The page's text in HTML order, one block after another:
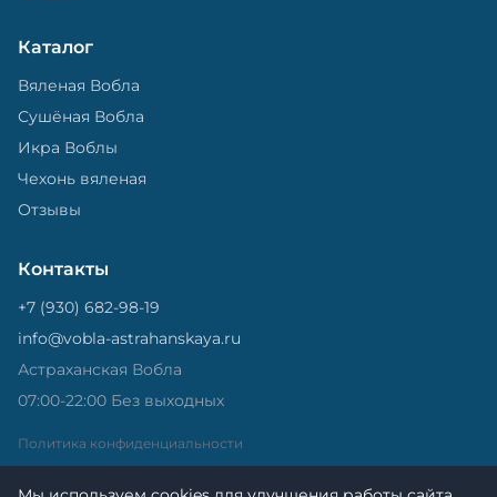
Каталог
Вяленая Вобла
Сушёная Вобла
Икра Воблы
Чехонь вяленая
Отзывы
Контакты
+7 (930) 682-98-19
info@vobla-astrahanskaya.ru
Астраханская Вобла
07:00-22:00 Без выходных
Политика конфиденциальности